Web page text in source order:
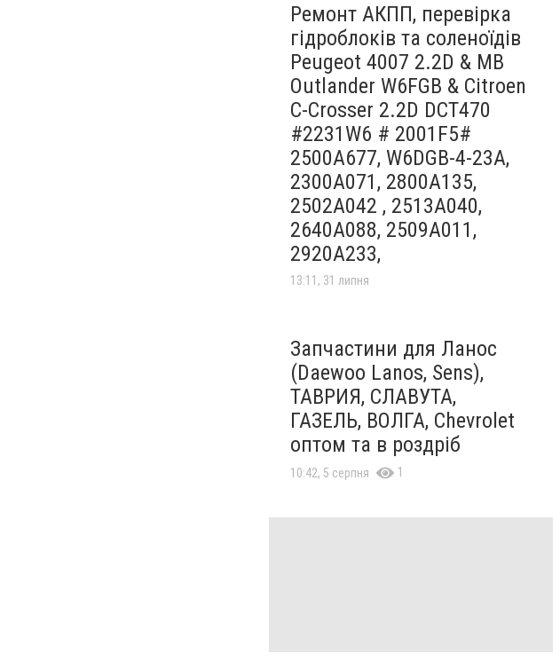
Ремонт АКПП, перевірка
гідроблоків та соленоїдів
Peugeot 4007 2.2D & MB
Outlander W6FGB & Citroen
C-Crosser 2.2D DCT470
#2231W6 # 2001F5#
2500A677, W6DGB-4-23A,
2300A071, 2800A135,
2502A042 , 2513A040,
2640A088, 2509A011,
2920A233,
13:11, 31 липня
Запчастини для Ланос
(Daewoo Lanos, Sens),
ТАВРИЯ, СЛАВУТА,
ГАЗЕЛЬ, ВОЛГА, Chevrolet
оптом та в роздріб
10:42, 5 серпня 1